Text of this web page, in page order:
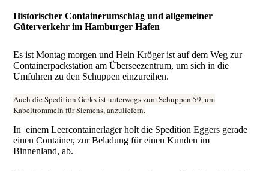
Historischer Containerumschlag und allgemeiner
Güterverkehr im Hamburger Hafen
Es ist Montag morgen und Hein Kröger ist auf dem Weg zur
Containerpackstation am Überseezentrum, um sich in die
Umfuhren zu den Schuppen einzureihen.
Auch die Spedition Gerks ist unterwegs zum Schuppen 59, um
Kabeltrommeln für Siemens, anzuliefern.
In einem Leercontainerlager holt die Spedition Eggers gerade
einen Container, zur Beladung für einen Kunden im
Binnenland, ab.